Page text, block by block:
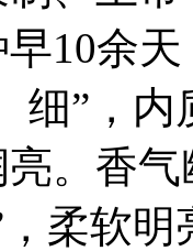
10余
细”，
。香
柔软